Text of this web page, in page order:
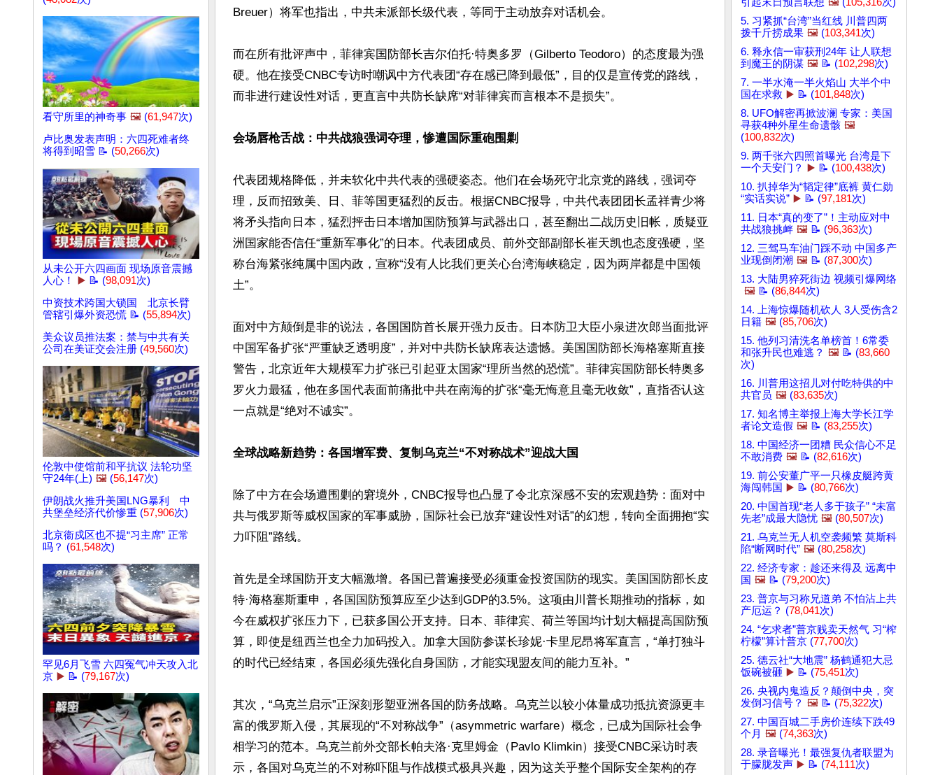
看守所里的神奇事 🖼️ (61,947次)
卢比奥发表声明：六四死难者终
将得到昭雪 📝 (50,266次)
从未公开六四画面 现场原音震撼
人心！
▶️ 📝 (98,091次)
中资技术跨国大锁国 北京长臂
管辖引爆外资恐慌 📝 (55,894次)
美众议员推法案：禁与中共有关
公司在美证交会注册 (49,560次)
伦敦中使馆前和平抗议 法轮功坚
守24年(上) 🖼️ (56,147次)
伊朗战火推升美国LNG暴利 中
共堡垒经济代价惨重 (57,906次)
北京衞戍区也不提“习主席” 正常
吗？ (61,548次)
罕见6月飞雪 六四冤气冲天攻入北
京 ▶️ 📝 (79,167次)
Breuer）将军也指出，中共未派部长级代表，等同于主动放弃对话机会。
而在所有批评声中，菲律宾国防部长吉尔伯托·特奥多罗（Gilberto Teodoro）的态度最为强
硬。他在接受CNBC专访时嘲讽中方代表团“存在感已降到最低”，目的仅是宣传党的路线，
而非进行建设性对话，更直言中共防长缺席“对菲律宾而言根本不是损失”。
会场唇枪舌战：中共战狼强词夺理，惨遭国际重砲围剿
代表团规格降低，并未软化中共代表的强硬姿态。他们在会场死守北京党的路线，强词夺
理，反而招致美、日、菲等国更猛烈的反击。根据CNBC报导，中共代表团团长孟祥青少将
将矛头指向日本，猛烈抨击日本增加国防预算与武器出口，甚至翻出二战历史旧帐，质疑亚
洲国家能否信任“重新军事化”的日本。代表团成员、前外交部副部长崔天凯也态度强硬，坚
称台海紧张纯属中国内政，宣称“没有人比我们更关心台湾海峡稳定，因为两岸都是中国领
土”。
面对中方颠倒是非的说法，各国国防首长展开强力反击。日本防卫大臣小泉进次郎当面批评
中国军备扩张“严重缺乏透明度”，并对中共防长缺席表达遗憾。美国国防部长海格塞斯直接
警告，北京近年大规模军力扩张已引起亚太国家“理所当然的恐慌”。菲律宾国防部长特奥多
罗火力最猛，他在多国代表面前痛批中共在南海的扩张“毫无悔意且毫无收敛”，直指否认这
一点就是“绝对不诚实”。
全球战略新趋势：各国增军费、复制乌克兰“不对称战术”迎战大国
除了中方在会场遭围剿的窘境外，CNBC报导也凸显了令北京深感不安的宏观趋势：面对中
共与俄罗斯等威权国家的军事威胁，国际社会已放弃“建设性对话”的幻想，转向全面拥抱“实
力吓阻”路线。
首先是全球国防开支大幅激增。各国已普遍接受必须重金投资国防的现实。美国国防部长皮
特·海格塞斯重申，各国国防预算应至少达到GDP的3.5%。这项由川普长期推动的指标，如
今在威权扩张压力下，已获多国公开支持。日本、菲律宾、荷兰等国均计划大幅提高国防预
算，即使是纽西兰也全力加码投入。加拿大国防参谋长珍妮·卡里尼昂将军直言，“单打独斗
的时代已经结束，各国必须先强化自身国防，才能实现盟友间的能力互补。”
其次，“乌克兰启示”正深刻形塑亚洲各国的防务战略。乌克兰以较小体量成功抵抗资源更丰
富的俄罗斯入侵，其展现的“不对称战争”（asymmetric warfare）概念，已成为国际社会争
相学习的范本。乌克兰前外交部长帕夫洛·克里姆金（Pavlo Klimkin）接受CNBC采访时表
示，各国对乌克兰的不对称吓阻与作战模式极具兴趣，因为这关乎整个国际安全架构的存
5. 习紧抓“台湾”当红线 川普四两
拨千斤捞成果 🖼️ (103,341次)
6. 释永信一审获刑24年 让人联想
到魔王的阴谋 🖼️ 📝 (102,298次)
7. 一半水淹一半火焰山 大半个中
国在求救 ▶️ 📝 (101,848次)
8. UFO解密再掀波澜 专家：美国
寻获4种外星生命遗骸 🖼️
(100,832次)
9. 两千张六四照首曝光 台湾是下
一个天安门？
▶️ 📝 (100,438次)
10. 扒掉华为“韬定律”底裤 黄仁勋
“实话实说” ▶️ 📝 (97,181次)
11. 日本“真的变了”！主动应对中
共战狼挑衅 🖼️ 📝 (96,363次)
12. 三驾马车油门踩不动 中国多产
业现倒闭潮 🖼️ 📝 (87,300次)
13. 大陆男猝死街边 视频引爆网络
🖼️ 📝 (86,844次)
14. 上海惊爆随机砍人 3人受伤含2
日籍 🖼️ (85,706次)
15. 他列习清洗名单榜首！6常委
和张升民也难逃？ 🖼️ 📝 (83,660
次)
16. 川普用这招儿对付吃特供的中
共官员 🖼️ (83,635次)
17. 知名博主举报上海大学长江学
者论文造假 🖼️ 📝 (83,255次)
18. 中国经济一团糟 民众信心不足
不敢消费 🖼️ 📝 (82,616次)
19. 前公安董广平一只橡皮艇跨黄
海闯韩国 ▶️ 📝 (80,766次)
20. 中国首现“老人多于孩子” “未富
先老”成最大隐忧 🖼️ (80,507次)
21. 乌克兰无人机空袭频繁 莫斯科
陷“断网时代” 🖼️ (80,258次)
22. 经济专家：趁还来得及 远离中
国 🖼️ 📝 (79,200次)
23. 普京与习称兄道弟 不怕沾上共
产厄运？ (78,041次)
24. “乞求者”普京贱卖天然气 习“榨
柠檬”算计普京 (77,700次)
25. 德云社“大地震” 杨鹤通犯大忌
饭碗被砸 ▶️ 📝 (75,451次)
26. 央视内鬼造反？颠倒中央，突
发倒习信号？ 🖼️ 📝 (75,322次)
27. 中国百城二手房价连续下跌49
个月 🖼️ (74,363次)
28. 录音曝光！最强复仇者联盟为
于朦胧发声 ▶️ 📝 (74,111次)